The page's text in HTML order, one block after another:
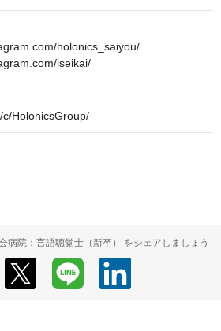
holonics_saiyou/
iseikai/
HolonicsGroup/
病院：言語聴覚士（新卒） をシェアしましょう